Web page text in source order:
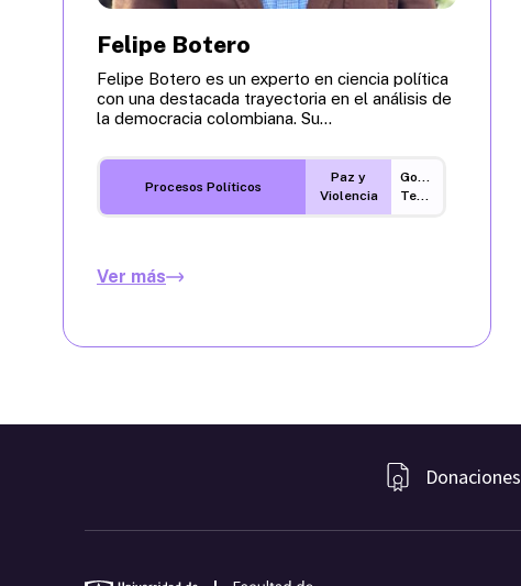
Felipe Botero
Felipe Botero es un experto en ciencia política
con una destacada trayectoria en el análisis de
la democracia colombiana. Su...
Procesos Políticos
Paz y
Violencia
Gobernanza
Territorial
Ver más
Donaciones